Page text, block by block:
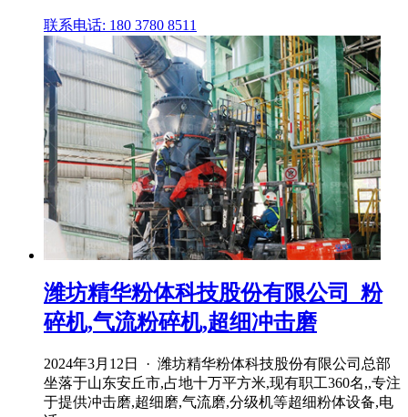
联系电话: 180 3780 8511
潍坊精华粉体科技股份有限公司_粉
碎机,气流粉碎机,超细冲击磨
2024年3月12日 · 潍坊精华粉体科技股份有限公司总部
坐落于山东安丘市,占地十万平方米,现有职工360名,,专注
于提供冲击磨,超细磨,气流磨,分级机等超细粉体设备,电